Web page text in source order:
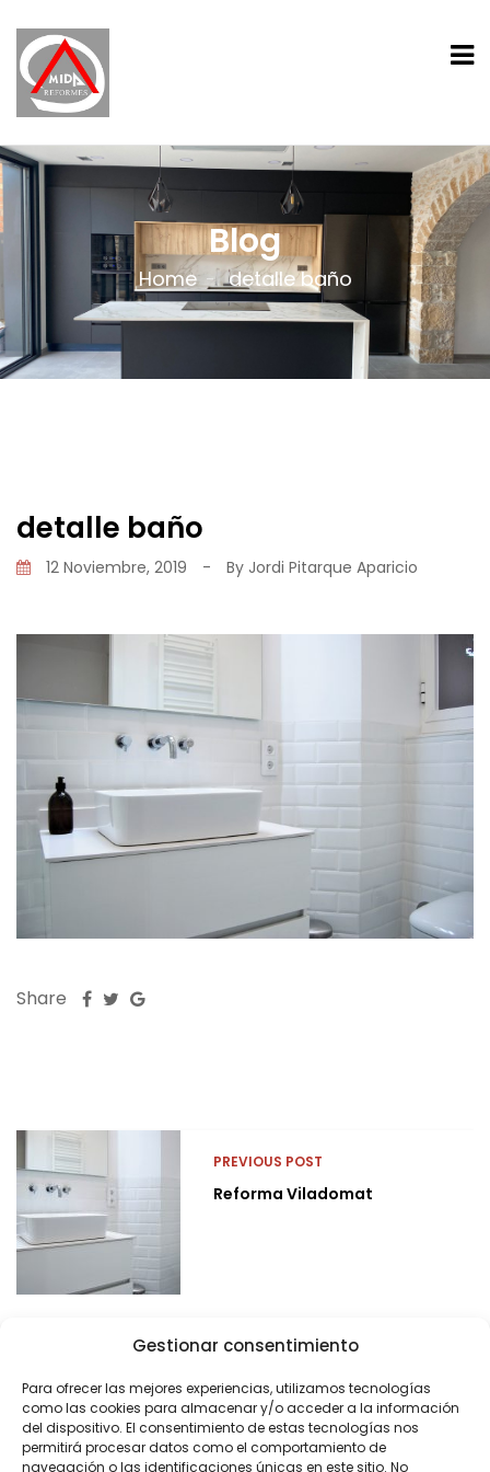
Gestionar consentimiento
Para ofrecer las mejores experiencias, utilizamos tecnologías
como las cookies para almacenar y/o acceder a la información
del dispositivo. El consentimiento de estas tecnologías nos
permitirá procesar datos como el comportamiento de
navegación o las identificaciones únicas en este sitio. No
Blog
Home detalle baño
detalle baño
12 Noviembre, 2019 - By Jordi Pitarque Aparicio
Share
PREVIOUS POST
Reforma Viladomat